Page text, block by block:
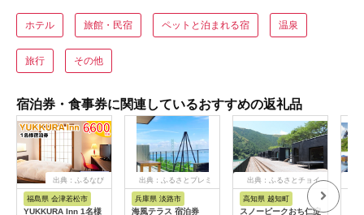
ホテル 旅館・民宿 ペットと泊まれる宿 温泉
旅行 その他
宿泊券・食事券に関連しているおすすめの返礼品
出典：ふるなび
福島県 会津若松市
YUKKURA Inn 1名様
出典：ふるさとプレミ
兵庫県 淡路市
海風テラス 宿泊券
出典：ふるさとチョイ
高知県 越知町
スノーピークおち仁淀